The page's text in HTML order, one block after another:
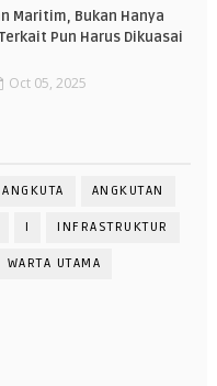
Maritim, Bukan Hanya
Pun Harus Dikuasai
Oct 05, 2025
ANGKUTA ANGKUTAN
I INFRASTRUKTUR
WARTA UTAMA